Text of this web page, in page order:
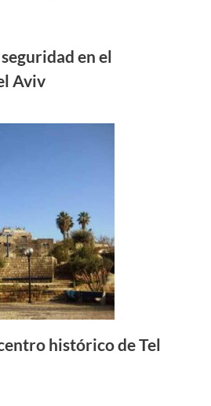
en el
Aviv
histórico de Tel